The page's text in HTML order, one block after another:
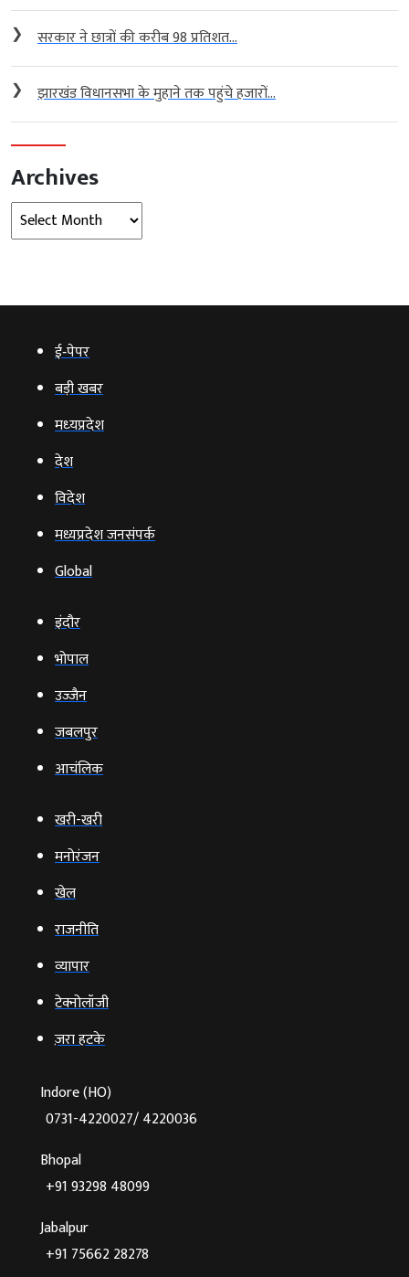
❯ सरकार ने छात्रों की करीब 98 प्रतिशत...
❯ झारखंड विधानसभा के मुहाने तक पहुंचे हजारों...
Archives
Archives
ई‑पेपर
बड़ी खबर
मध्‍यप्रदेश
देश
विदेश
मध्यप्रदेश जनसंपर्क
Global
इंदौर
भोपाल
उज्‍जैन
जबलपुर
आचंलिक
खरी-खरी
मनोरंजन
खेल
राजनीति
व्‍यापार
टेक्‍नोलॉजी
ज़रा हटके
Indore (HO)
0731-4220027/ 4220036
Bhopal
+91 93298 48099
Jabalpur
+91 75662 28278